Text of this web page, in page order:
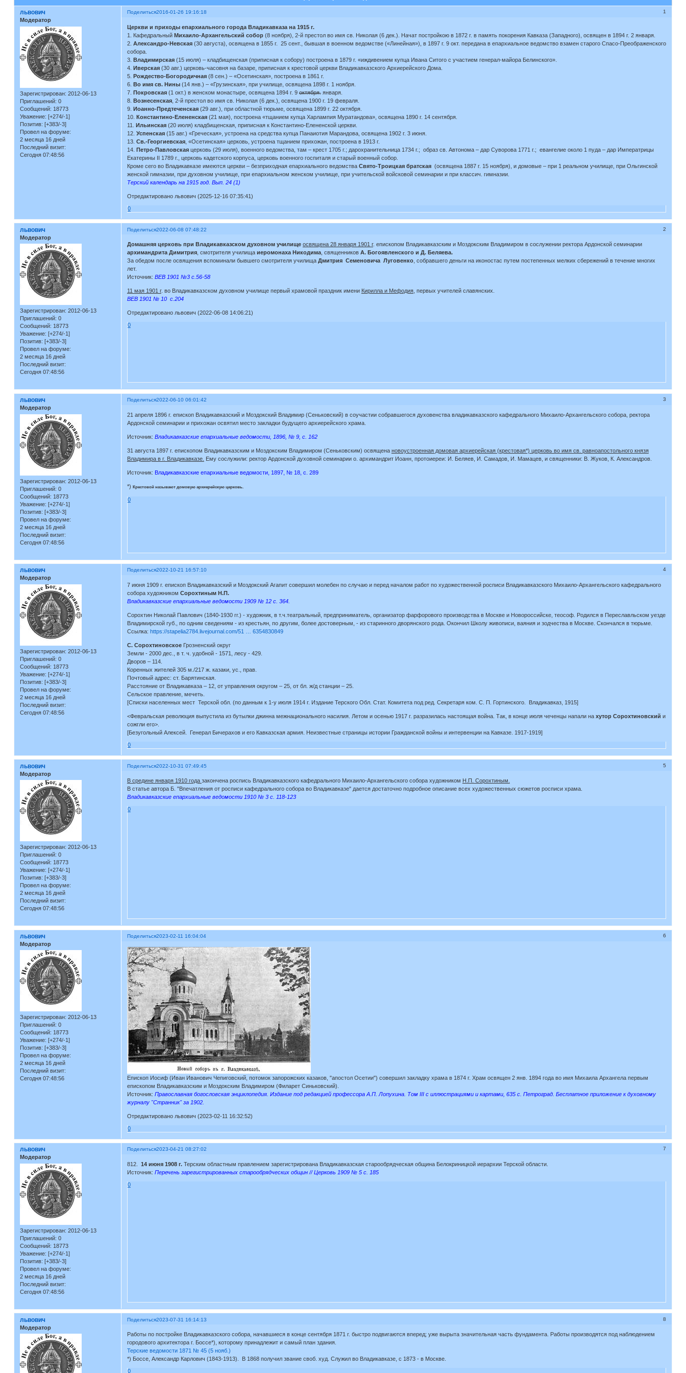
Поделиться 1
2016-01-26 19:16:18
львович
Модератор
Зарегистрирован: 2012-06-13
Приглашений: 0
Сообщений: 18773
Уважение: [+274/-1]
Позитив: [+383/-3]
Провел на форуме:
2 месяца 16 дней
Последний визит:
Сегодня 07:48:56
Церкви и приходы епархиального города Владикавказа на 1915 г.
1. Кафедральный Михаило-Архангельский собор(8 ноября), 2-й престол во имя св. Николая (6 дек.). Начат постройкою в 1872 г. в память покорения Кавказа (Западного), освящен в 1894 г. 2 января.
2. Александро-Невская (30 августа), освящена в 1855 г. 25 сент., бывшая в военном ведомстве («Линейная»), в 1897 г. 9 окт. передана в епархиальное ведомство взамен старого Спасо-Преображенского
собора.
3. Владимирская(15 июля) – кладбищенская (приписная к собору) построена в 1879 г. «иждивением купца Ивана Ситого с участием генерал-майора Белинского».
4. Иверская(30 авг.) церковь-часовня на базаре, приписная к крестовой церкви Владикавказского Архиерейского Дома.
5. Рождество-Богородичная(8 сен.) – «Осетинская», построена в 1861 г.
6. Во имя св. Нины(14 янв.) – «Грузинская», при училище, освящена 1898 г. 1 ноября.
7. Покровская (1 окт.) в женском монастыре, освящена 1894 г. 9 октября.января.
8. Вознесенская, 2-й престол во имя св. Николая (6 дек.), освящена 1900 г. 19 февраля.
9. Иоанно-Предтеченская(29 авг.), при областной тюрьме, освящена 1899 г. 22 октября.
10. Константино-Елененская(21 мая), построена «тщанием купца Харлампия Муратандова», освящена 1890 г. 14 сентября.
11. Ильинская (20 июля) кладбищенская, приписная к Константино-Елененской церкви.
12. Успенская(15 авг.) «Греческая», устроена на средства купца Панаиотия Марандова, освящена 1902 г. 3 июня.
13. Св.-Георгиевская, «Осетинская» церковь, устроена тщанием прихожан, построена в 1913 г.
14. Петро-Павловскаяцерковь (29 июля), военного ведомства, там – крест 1705 г.; дарохранительница 1734 г.; образ св. Автонома – дар Суворова 1771 г.; евангелие около 1 пуда – дар Императрицы
Екатерины II 1789 г., церковь кадетского корпуса, церковь военного госпиталя и старый военный собор.
Кроме сего во Владикавказе имеются церкви – безприходная епархиального ведомства Свято-Троицкая братская(освящена 1887 г. 15 ноября), и домовые – при 1 реальном училище, при Ольгинской
женской гимназии, при духовном училище, при епархиальном женском училище, при учительской войсковой семинарии и при классич. гимназии.
Терский календарь на 1915 год. Вып. 24 (1)
Отредактировано львович (2025-12-16 07:35:41)
0
Поделиться 2
2022-06-08 07:48:22
львович
Модератор
Зарегистрирован: 2012-06-13
Приглашений: 0
Сообщений: 18773
Уважение: [+274/-1]
Позитив: [+383/-3]
Провел на форуме:
2 месяца 16 дней
Последний визит:
Сегодня 07:48:56
Домашняя церковь при Владикавказском духовном училище освящена 28 января 1901 г. епископом Владикавказским и Моздокским Владимиром в сослужении ректора Ардонской семинарии
архимандрита Димитрия, смотрителя училищаиеромонаха Никодима, священников А. Богоявленского и Д. Беляева.
За обедом после освящения вспоминали бывшего смотрителя училища Дмитрия Семеновича Луговенко, собравшего деньги на иконостас путем постепенных мелких сбережений в течение многих
лет.
Источник: ВЕВ 1901 №3 с.56-58
11 мая 1901 г. во Владикавказском духовном училище первый храмовой праздник имени Кирилла и Мефодия, первых учителей славянских.
ВЕВ 1901 № 10 с.204
Отредактировано львович (2022-06-08 14:06:21)
0
Поделиться 3
2022-06-10 06:01:42
львович
Модератор
Зарегистрирован: 2012-06-13
Приглашений: 0
Сообщений: 18773
Уважение: [+274/-1]
Позитив: [+383/-3]
Провел на форуме:
2 месяца 16 дней
Последний визит:
Сегодня 07:48:56
21 апреля 1896 г. епископ Владикавказский и Моздокский Владимир (Сеньковский) в соучастии собравшегося духовенства владикавказского кафедрального Михаило-Архангельского собора, ректора
Ардонской семинарии и прихожан освятил место закладки будущего архиерейского храма.
Источник: Владикавказские епархиальные ведомости, 1896, № 9, с. 162
31 августа 1897 г. епископом Владикавказским и Моздокским Владимиром (Сеньковским) освящена новоустроенная домовая архиерейская (крестовая*) церковь во имя св. равноапостольного князя
Владимира в г. Владикавказе. Ему сослужили: ректор Ардонской духовной семинарии о. архимандрит Иоанн, протоиереи: И. Беляев, И. Самадов, И. Мамацев, и священники: В. Жуков, К. Александров.
Источник: Владикавказские епархиальные ведомости, 1897, № 18, с. 289
*) Крестовой называют домовую архиерейскую церковь.
0
Поделиться 4
2022-10-21 16:57:10
львович
Модератор
Зарегистрирован: 2012-06-13
Приглашений: 0
Сообщений: 18773
Уважение: [+274/-1]
Позитив: [+383/-3]
Провел на форуме:
2 месяца 16 дней
Последний визит:
Сегодня 07:48:56
7 июня 1909 г. епископ Владикавказский и Моздокский Агапит совершил молебен по случаю и перед началом работ по художественной росписи Владикавказского Михаило-Архангельского кафедрального
собора художником Сорохтиным Н.П.
Владикавказские епархиальные ведомости 1909 № 12 с. 364.
Сорохтин Николай Павлович (1840-1930 гг.) - художник, в т.ч.театральный, предприниматель, организатор фарфорового производства в Москве и Новороссийске, теософ. Родился в Переславльском уезде
Владимирской губ., по одним сведениям - из крестьян, по другим, более достоверным, - из старинного дворянского рода. Окончил Школу живописи, ваяния и зодчества в Москве. Скончался в тюрьме.
Ссылка: https://stapelia2784.livejournal.com/51 … 6354830849
С. СорохтиновскоеГрозненский округ
Земли - 2000 дес., в т. ч. удобной - 1571, лесу - 429.
Дворов – 114.
Коренных жителей 305 м./217 ж. казаки, ус., прав.
Почтовый адрес: ст. Барятинская.
Расстояние от Владикавказа – 12, от управления округом – 25, от бл. ж/д станции – 25.
Сельское правление, мечеть.
[Списки населенных мест Терской обл. (по данным к 1-у июля 1914 г. Издание Терского Обл. Стат. Комитета под ред. Секретаря ком. С. П. Гортинского. Владикавказ, 1915]
<Февральская революция выпустила из бутылки джинна межнационального насилия. Летом и осенью 1917 г. разразилась настоящая война. Так, в конце июля чеченцы напали на хутор Сорохтиновский и
сожгли его>.
[Безугольный Алексей. Генерал Бичерахов и его Кавказская армия. Неизвестные страницы истории Гражданской войны и интервенции на Кавказе. 1917-1919]
0
Поделиться 5
2022-10-31 07:49:45
львович
Модератор
Зарегистрирован: 2012-06-13
Приглашений: 0
Сообщений: 18773
Уважение: [+274/-1]
Позитив: [+383/-3]
Провел на форуме:
2 месяца 16 дней
Последний визит:
Сегодня 07:48:56
В средине января 1910 года закончена роспись Владикавказского кафедрального Михаило-Архангельского собора художником Н.П. Сорохтиным.
В статье aвтора Б. "Впечатления от росписи кафедрального собора во Владикавказе" дается достаточно подробное описание всех художественных сюжетов росписи храма.
Владикавказские епархиальные ведомости 1910 № 3 с. 118-123
0
Поделиться 6
2023-02-11 16:04:04
львович
Модератор
Зарегистрирован: 2012-06-13
Приглашений: 0
Сообщений: 18773
Уважение: [+274/-1]
Позитив: [+383/-3]
Провел на форуме:
2 месяца 16 дней
Последний визит:
Сегодня 07:48:56
Епископ Иосиф (Иван Иванович Чепиговский, потомок запорожских казаков, "апостол Осетии") совершил закладку храма в 1874 г. Храм освящен 2 янв. 1894 года во имя Михаила Архангела первым
епископом Владикавказским и Моздокским Владимиром (Филарет Синьковский).
Источник: Православная богословская энциклопедия. Издание под редакцией профессора А.П. Лопухина. Том III с иллюстрациями и картами, 635 с. Петроград. Бесплатное приложение к духовному
журналу "Странник" за 1902.
Отредактировано львович (2023-02-11 16:32:52)
0
Поделиться 7
2023-04-21 08:27:02
львович
Модератор
Зарегистрирован: 2012-06-13
Приглашений: 0
Сообщений: 18773
Уважение: [+274/-1]
Позитив: [+383/-3]
Провел на форуме:
2 месяца 16 дней
Последний визит:
Сегодня 07:48:56
812. 14 июня 1908 г.Терским областным правлением зарегистрирована Владикавказская старообрядческая община Белокриницкой иерархии Терской области.
Источник: Перечень зарегистрированных старообрядческих общин // Церковь 1909 № 5 с. 185
0
Поделиться 8
2023-07-31 16:14:13
львович
Модератор
Работы по постройке Владикавказского собора, начавшиеся в конце сентября 1871 г. быстро подвигаются вперед; уже вырыта значительная часть фундамента. Работы производятся под наблюдением
городового архитектора г. Боссе*), которому принадлежит и самый план здания.
Терские ведомости 1871 № 45 (5 нояб.)
*) Боссе, Александр Карлович (1843-1913). В 1868 получил звание своб. худ. Служил во Владикавказе, с 1873 - в Москве.
0